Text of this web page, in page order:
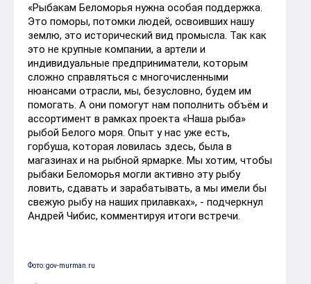
«Рыбакам Беломорья нужна особая поддержка.
Это поморы, потомки людей, освоивших нашу
землю, это исторический вид промысла. Так как
это не крупные компании, а артели и
индивидуальные предприниматели, которым
сложно справляться с многочисленными
нюансами отрасли, мы, безусловно, будем им
помогать. А они помогут нам пополнить объём и
ассортимент в рамках проекта «Наша рыба»
рыбой Белого моря. Опыт у нас уже есть,
горбуша, которая ловилась здесь, была в
магазинах и на рыбной ярмарке. Мы хотим, чтобы
рыбаки Беломорья могли активно эту рыбу
ловить, сдавать и зарабатывать, а мы имели бы
свежую рыбу на наших прилавках», - подчеркнул
Андрей Чибис, комментируя итоги встречи.
Фото: gov-murman.ru